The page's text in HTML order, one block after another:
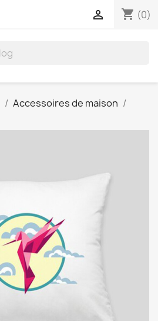
shopping_cart (0)

Accessoires de maison